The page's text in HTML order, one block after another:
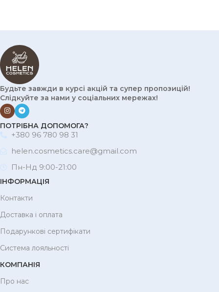
Будьте завжди в курсі акцій та супер пропозицій!
Слідкуйте за нами у соціальних мережах!
ПОТРІБНА ДОПОМОГА?
+380 96 780 98 31
helen.cosmetics.care@gmail.com
Пн-Нд 9:00-21:00
ІНФОРМАЦІЯ
Контакти
Доставка і оплата
Подарункові сертифікати
Система лояльності
КОМПАНІЯ
Про нас